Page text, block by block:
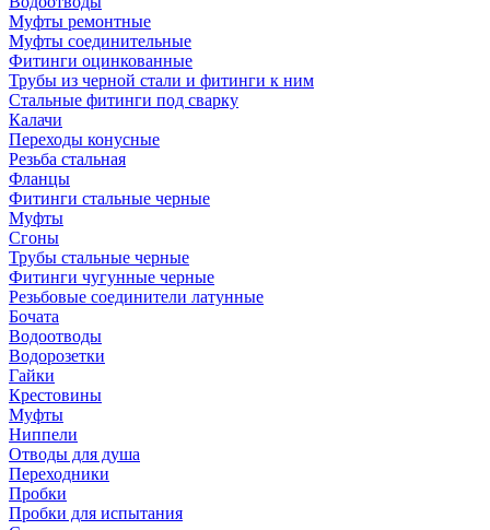
Муфты ремонтные
Муфты соединительные
Фитинги оцинкованные
Трубы из черной стали и фитинги к ним
Стальные фитинги под сварку
Калачи
Переходы конусные
Резьба стальная
Фланцы
Фитинги стальные черные
Муфты
Сгоны
Трубы стальные черные
Фитинги чугунные черные
Резьбовые соединители латунные
Бочата
Водоотводы
Водорозетки
Гайки
Крестовины
Муфты
Ниппели
Отводы для душа
Переходники
Пробки
Пробки для испытания